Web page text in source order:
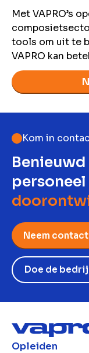
Met VAPRO’s
tools om uit te
VAPRO kan
Kom in
personeel
Neem
Doe de
Opleiden